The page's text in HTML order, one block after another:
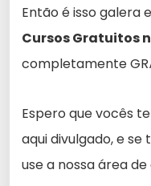
Então é isso galera
Cursos Gratuitos
completamente
Espero que vocês
aqui divulgado, e
use a nossa área